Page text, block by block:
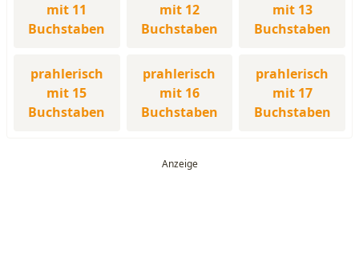
mit 11
Buchstaben
mit 12
Buchstaben
mit 13
Buchstaben
prahlerisch
mit 15
Buchstaben
prahlerisch
mit 16
Buchstaben
prahlerisch
mit 17
Buchstaben